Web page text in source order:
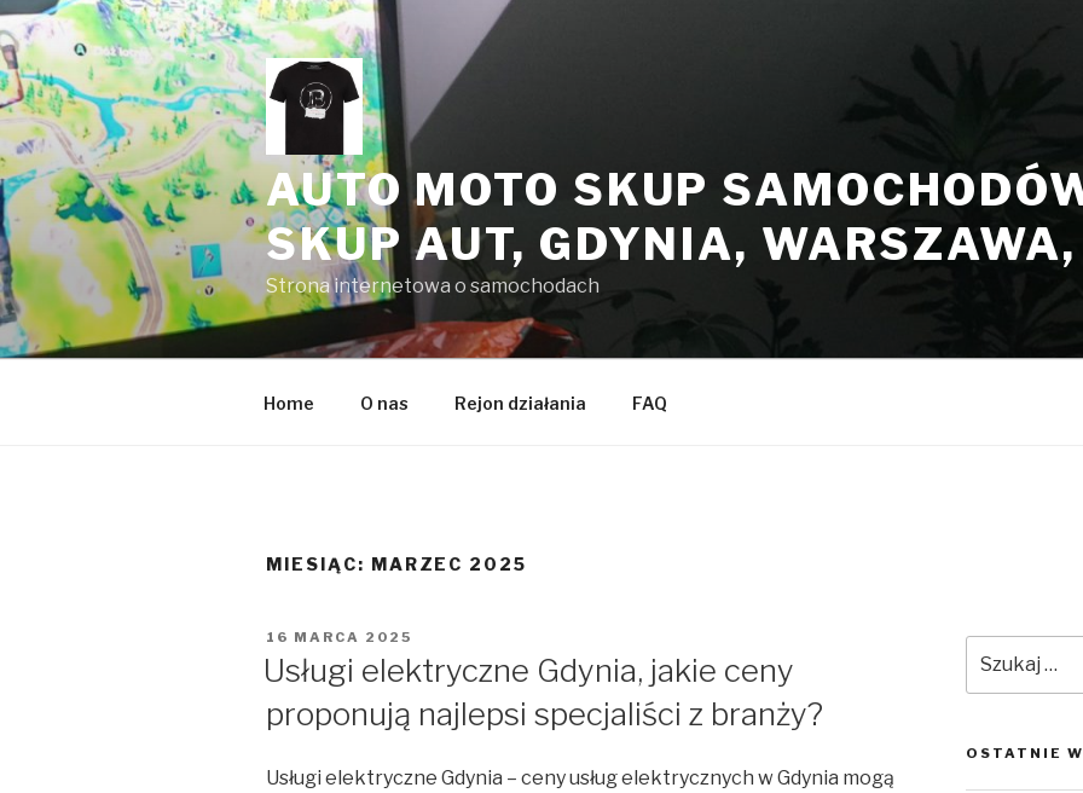
Przeskocz
do
treści
AUTO MOTO SKUP
SKUP AUT, GDYNIA,
Strona internetowa o samochodach
Home O nas Rejon działania FAQ
MIESIĄC: MARZEC 2025
OPUBLIKOWANE
W
16 MARCA 2025
Usługi elektryczne Gdynia, jakie ceny
proponują najlepsi specjaliści z branży?
Usługi elektryczne Gdynia – ceny usług elektrycznych w Gdynia mogą
OSTATNIE